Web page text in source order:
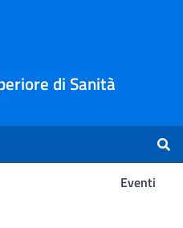
di Sanità
Eventi